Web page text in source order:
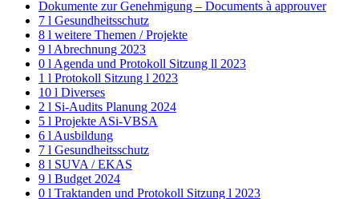
Dokumente zur Genehmigung – Documents à approuver
7 l Gesundheitsschutz
8 l weitere Themen / Projekte
9 l Abrechnung 2023
0 l Agenda und Protokoll Sitzung ll 2023
1 l Protokoll Sitzung l 2023
10 l Diverses
2 l Si-Audits Planung 2024
5 l Projekte ASi-VBSA
6 l Ausbildung
7 l Gesundheitsschutz
8 l SUVA / EKAS
9 l Budget 2024
0 l Traktanden und Protokoll Sitzung l 2023